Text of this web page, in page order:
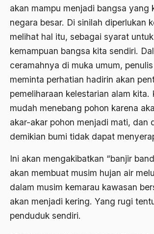
akan mampu menjadi bangsa yang
negara besar. Di sinilah diperlukan
melihat hal itu, sebagai syarat
kemampuan bangsa kita sendiri.
ceramahnya di muka umum,
meminta perhatian hadirin akan
pemeliharaan kelestarian alam kita.
mudah menebang pohon karena
akar-akar pohon menjadi mati, dan
demikian bumi tidak dapat
Ini akan mengakibatkan “banjir
akan membuat musim hujan air
dalam musim kemarau kawasan
akan menjadi kering. Yang rugi
penduduk sendiri.
Ajaran AGama
Ajaran Islam
ajaran kemasyarakatan
Ajengan SIngaparna
Akademi Betawi
Akademi Jakarta
akhlak
Akidah
Aktivis